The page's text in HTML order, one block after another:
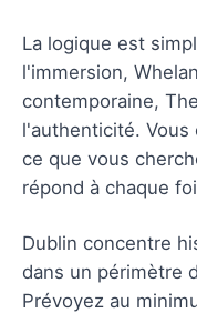
La logique est
l'immersion,
contemporaine,
l'authenticité.
ce que vous
répond à chaque
Dublin concentre
dans un périmètre
Prévoyez au